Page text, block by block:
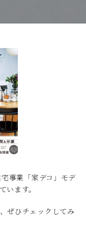
事業「家デコ」モデ
います。
ぜひチェックしてみ